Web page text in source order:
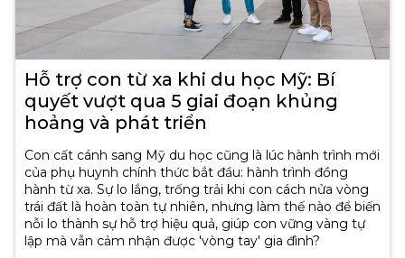
Hỗ trợ con từ xa khi du học Mỹ: Bí
quyết vượt qua 5 giai đoạn khủng
hoảng và phát triển
Con cất cánh sang Mỹ du học cũng là lúc hành trình mới
của phụ huynh chính thức bắt đầu: hành trình đồng
hành từ xa. Sự lo lắng, trống trải khi con cách nửa vòng
trái đất là hoàn toàn tự nhiên, nhưng làm thế nào để biến
nỗi lo thành sự hỗ trợ hiệu quả, giúp con vững vàng tự
lập mà vẫn cảm nhận được 'vòng tay' gia đình?